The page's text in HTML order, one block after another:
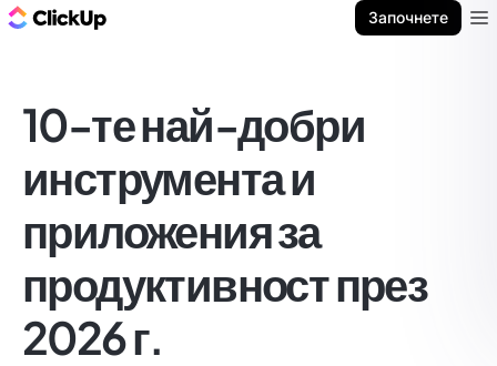
Започнете
10-те най-добри
инструмента и
приложения за
продуктивност през
2026 г.